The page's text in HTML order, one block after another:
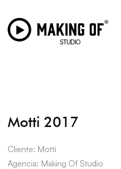
Motti 2017
Cliente: Motti
Agencia: Making Of Studio